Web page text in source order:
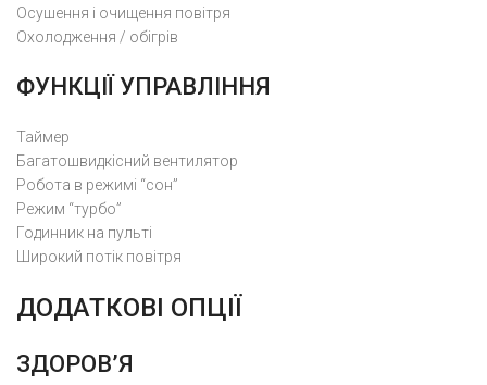
Осушення і очищення повітря
Охолодження / обігрів
ФУНКЦІЇ УПРАВЛІННЯ
Таймер
Багатошвидкісний вентилятор
Робота в режимі “сон”
Режим “турбо”
Годинник на пульті
Широкий потік повітря
ДОДАТКОВІ ОПЦІЇ
ЗДОРОВ’Я